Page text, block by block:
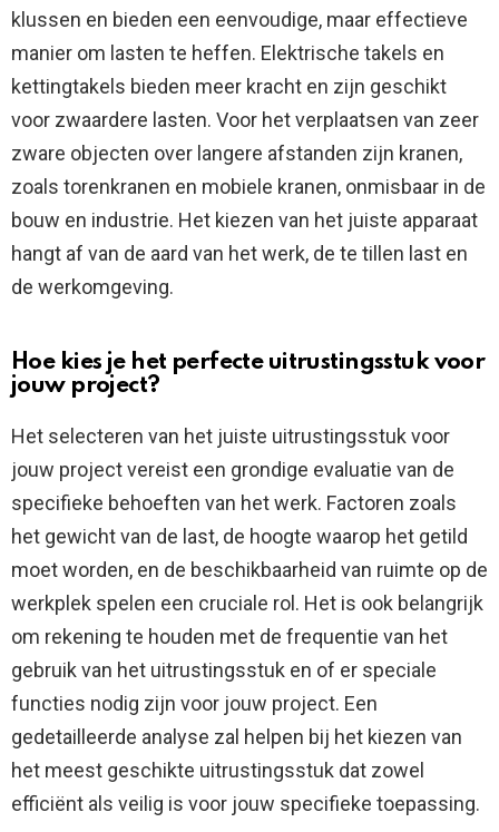
klussen en bieden een eenvoudige, maar effectieve
manier om lasten te heffen. Elektrische takels en
kettingtakels bieden meer kracht en zijn geschikt
voor zwaardere lasten. Voor het verplaatsen van zeer
zware objecten over langere afstanden zijn kranen,
zoals torenkranen en mobiele kranen, onmisbaar in de
bouw en industrie. Het kiezen van het juiste apparaat
hangt af van de aard van het werk, de te tillen last en
de werkomgeving.
Hoe kies je het perfecte uitrustingsstuk voor
jouw project?
Het selecteren van het juiste uitrustingsstuk voor
jouw project vereist een grondige evaluatie van de
specifieke behoeften van het werk. Factoren zoals
het gewicht van de last, de hoogte waarop het getild
moet worden, en de beschikbaarheid van ruimte op de
werkplek spelen een cruciale rol. Het is ook belangrijk
om rekening te houden met de frequentie van het
gebruik van het uitrustingsstuk en of er speciale
functies nodig zijn voor jouw project. Een
gedetailleerde analyse zal helpen bij het kiezen van
het meest geschikte uitrustingsstuk dat zowel
efficiënt als veilig is voor jouw specifieke toepassing.